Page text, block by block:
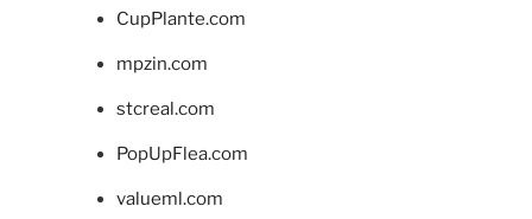
CupPlante.com
mpzin.com
stcreal.com
PopUpFlea.com
valueml.com